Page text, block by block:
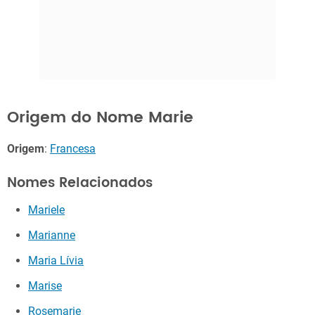
Origem do Nome Marie
Origem: Francesa
Nomes Relacionados
Mariele
Marianne
Maria Lívia
Marise
Rosemarie